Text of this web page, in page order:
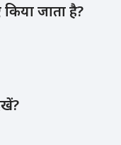
जाता है?